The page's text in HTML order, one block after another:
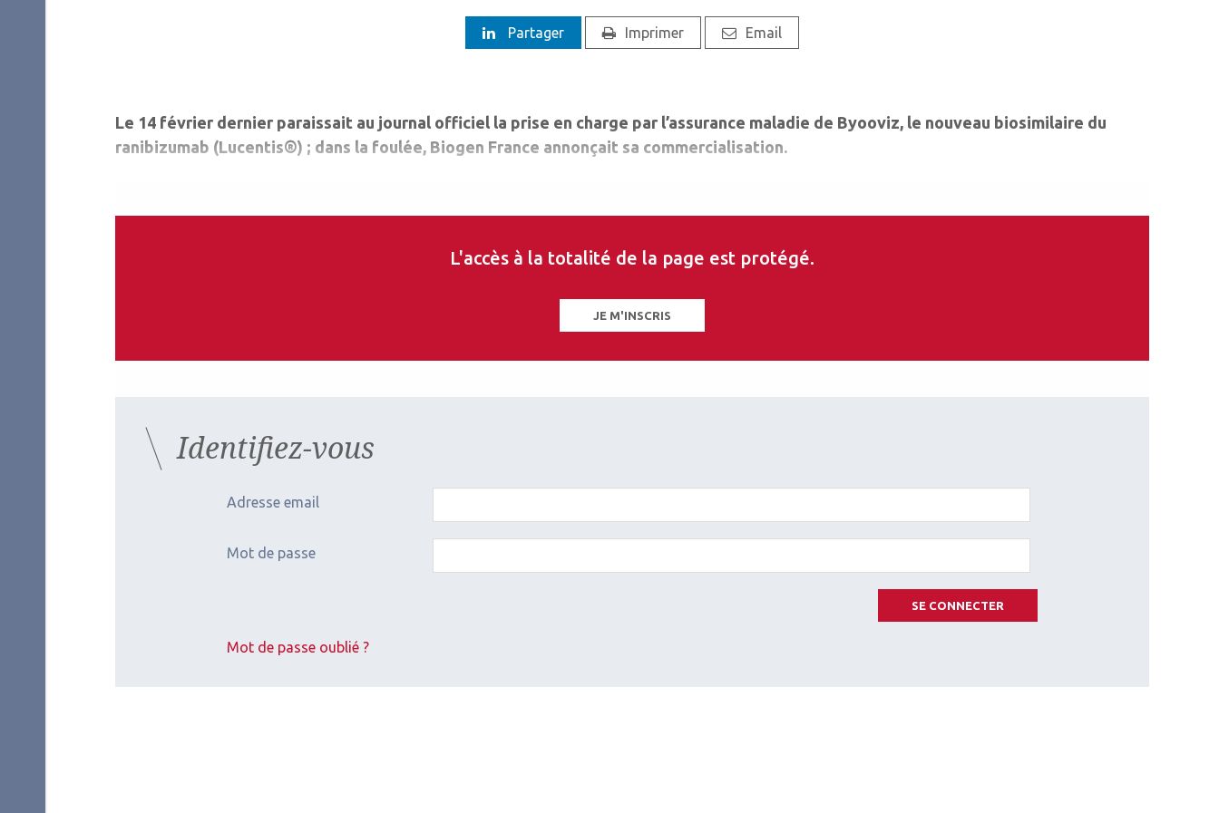
Partager Imprimer Email
Le 14 février dernier paraissait au journal officiel la prise en charge par l’assurance maladie de Byooviz, le nouveau biosimilaire du
ranibizumab (Lucentis®) ; dans la foulée, Biogen France annonçait sa commercialisation.
L'accès à la totalité de la page est protégé.
JE M'INSCRIS
Identifiez-vous
Adresse email
Mot de passe
SE CONNECTER
Mot de passe oublié ?